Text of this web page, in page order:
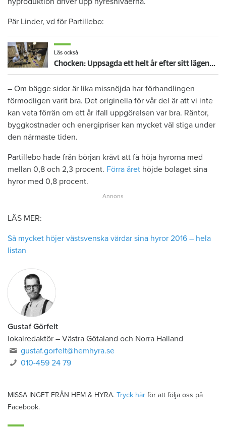
Pär Linder, vd för Partillebo:
Läs också
Chocken: Uppsagda ett helt år efter sitt lägenhetsbyte
– Om bägge sidor är lika missnöjda har förhandlingen
förmodligen varit bra. Det originella för vår del är att vi inte
kan veta förrän om ett år ifall uppgörelsen var bra. Räntor,
byggkostnader och energipriser kan mycket väl stiga under
den närmaste tiden.
Partillebo hade från början krävt att få höja hyrorna med
mellan 0,8 och 2,3 procent. Förra året höjde bolaget sina
hyror med 0,8 procent.
LÄS MER:
Så mycket höjer västsvenska värdar sina hyror 2016 – hela
listan
Gustaf Görfelt
lokalredaktör – Västra Götaland och Norra Halland
gustaf.gorfelt@hemhyra.se
010-459 24 79
MISSA INGET FRÅN HEM & HYRA. Tryck här för att följa oss på
Facebook.